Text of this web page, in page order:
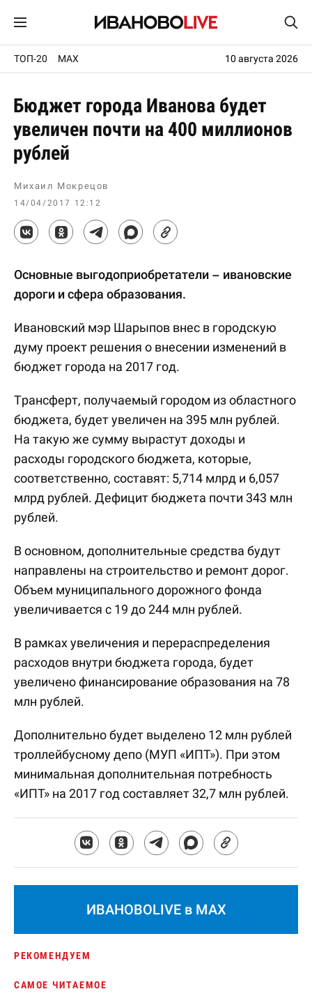
ТОП-20 MAX 10 августа 2026
Бюджет города Иванова будет
увеличен почти на 400 миллионов
рублей
Михаил Мокрецов
14/04/2017 12:12
Основные выгодоприобретатели – ивановские
дороги и сфера образования.
Ивановский мэр Шарыпов внес в городскую
думу проект решения о внесении изменений в
бюджет города на 2017 год.
Трансферт, получаемый городом из областного
бюджета, будет увеличен на 395 млн рублей.
На такую же сумму вырастут доходы и
расходы городского бюджета, которые,
соответственно, составят: 5,714 млрд и 6,057
млрд рублей. Дефицит бюджета почти 343 млн
рублей.
В основном, дополнительные средства будут
направлены на строительство и ремонт дорог.
Объем муниципального дорожного фонда
увеличивается с 19 до 244 млн рублей.
В рамках увеличения и перераспределения
расходов внутри бюджета города, будет
увеличено финансирование образования на 78
млн рублей.
Дополнительно будет выделено 12 млн рублей
троллейбусному депо (МУП «ИПТ»). При этом
минимальная дополнительная потребность
«ИПТ» на 2017 год составляет 32,7 млн рублей.
ИВАНОВОLIVE в MAX
РЕКОМЕНДУЕМ
САМОЕ ЧИТАЕМОЕ